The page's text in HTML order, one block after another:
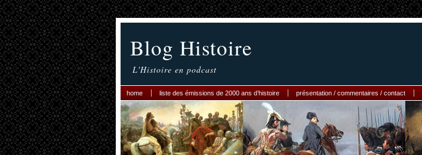
Blog Histoire
L'Histoire en podcast
home liste des émissions de 2000 ans d’histoire présentation / commentaires / contact